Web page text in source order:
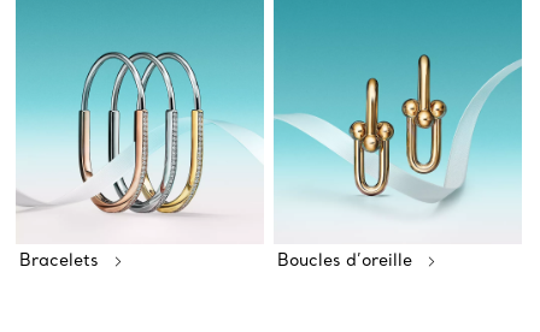
Bracelets Boucles d’oreille